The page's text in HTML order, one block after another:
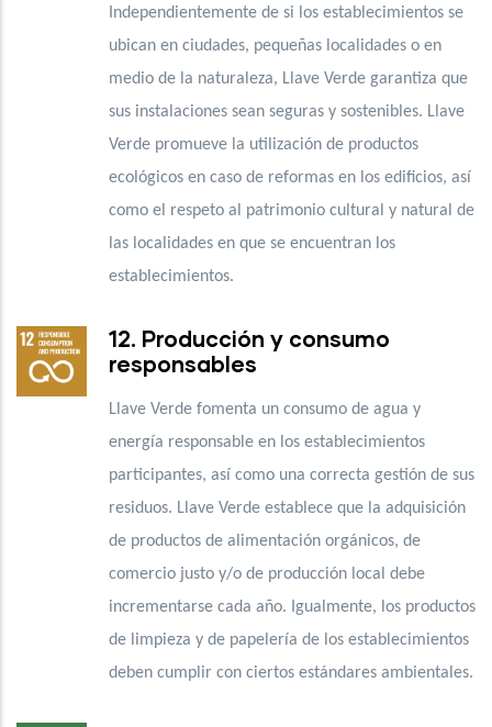
Independientemente de si los establecimientos se
ubican en ciudades, pequeñas localidades o en
medio de la naturaleza, Llave Verde garantiza que
sus instalaciones sean seguras y sostenibles. Llave
Verde promueve la utilización de productos
ecológicos en caso de reformas en los edificios, así
como el respeto al patrimonio cultural y natural de
las localidades en que se encuentran los
establecimientos.
12. Producción y consumo
responsables
Llave Verde fomenta un consumo de agua y
energía responsable en los establecimientos
participantes, así como una correcta gestión de sus
residuos. Llave Verde establece que la adquisición
de productos de alimentación orgánicos, de
comercio justo y/o de producción local debe
incrementarse cada año. Igualmente, los productos
de limpieza y de papelería de los establecimientos
deben cumplir con ciertos estándares ambientales.